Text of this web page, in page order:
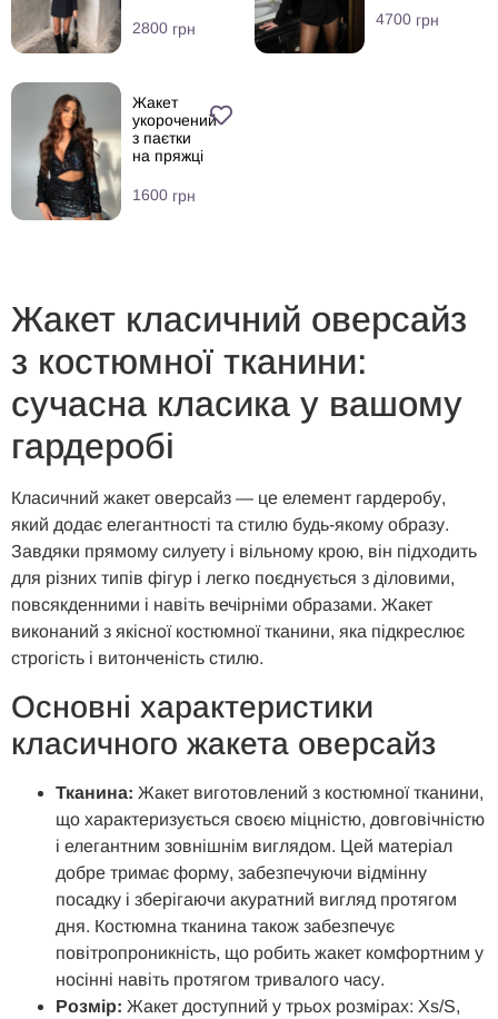
2800 грн
4700 грн
Жакет
укорочений
з паєтки
на пряжці
1600 грн
Жакет класичний оверсайз
з костюмної тканини:
сучасна класика у вашому
гардеробі
Класичний жакет оверсайз — це елемент гардеробу,
який додає елегантності та стилю будь-якому образу.
Завдяки прямому силуету і вільному крою, він підходить
для різних типів фігур і легко поєднується з діловими,
повсякденними і навіть вечірніми образами. Жакет
виконаний з якісної костюмної тканини, яка підкреслює
строгість і витонченість стилю.
Основні характеристики
класичного жакета оверсайз
Тканина: Жакет виготовлений з костюмної тканини,
що характеризується своєю міцністю, довговічністю
і елегантним зовнішнім виглядом. Цей матеріал
добре тримає форму, забезпечуючи відмінну
посадку і зберігаючи акуратний вигляд протягом
дня. Костюмна тканина також забезпечує
повітропроникність, що робить жакет комфортним у
носінні навіть протягом тривалого часу.
Розмір: Жакет доступний у трьох розмірах: Xs/S,